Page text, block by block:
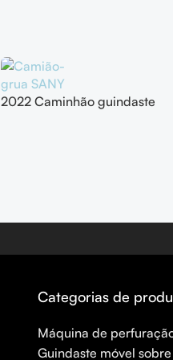
2022 Caminhão guindaste
Categorias de
Máquina de
Guindaste móvel